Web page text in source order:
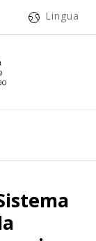
Lingua